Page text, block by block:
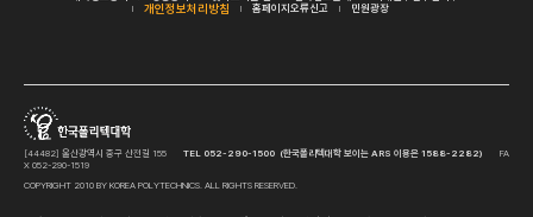
개인정보처리방침 홈페이지오류신고 민원광장
[44482] 울산광역시 중구 산전길 155 TEL 052-290-1500 (한국폴리텍대학 보이는 ARS 이용은 1588-2282)
FA
X 052-290-1519
COPYRIGHT 2010 BY KOREA POLYTECHNICS. ALL RIGHTS RESERVED.